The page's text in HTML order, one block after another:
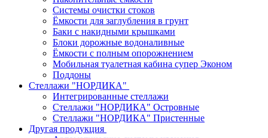
Системы очистки стоков
Ёмкости для заглубления в грунт
Баки с накидными крышками
Блоки дорожные водоналивные
Ёмкости с полным опорожнением
Мобильная туалетная кабина супер Эконом
Поддоны
Стеллажи "НОРДИКА"
Интегрированные стеллажи
Стеллажи "НОРДИКА" Островные
Стеллажи "НОРДИКА" Пристенные
Другая продукция